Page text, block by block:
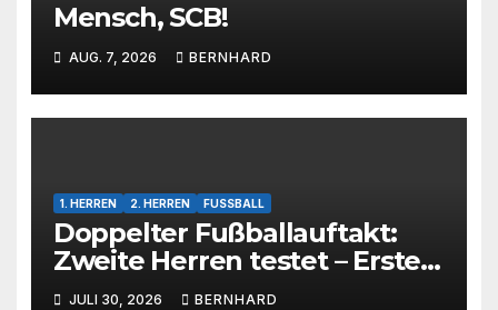
Mensch, SCB!
AUG. 7, 2026 BERNHARD
1. HERREN 2. HERREN FUSSBALL
Doppelter Fußballauftakt:
Zweite Herren testet – Erste
Herren startet im Kreispokal
JULI 30, 2026 BERNHARD